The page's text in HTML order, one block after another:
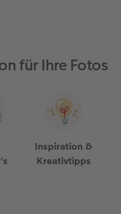
für Ihre Fotos
Inspiration &
Kreativtipps